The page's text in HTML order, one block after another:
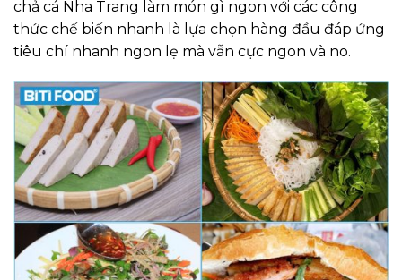
chả cá Nha Trang làm món gì ngon với các công
thức chế biến nhanh là lựa chọn hàng đầu đáp ứng
tiêu chí nhanh ngon lẹ mà vẫn cực ngon và no.